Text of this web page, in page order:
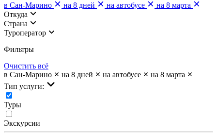
в Сан-Марино
на 8 дней на автобусе
на 8 марта
Откуда
Страна
Туроператор
Фильтры
Очистить всё
в Сан-Марино
на 8 дней на автобусе
на 8 марта
Тип услуги:
Туры
Экскурсии